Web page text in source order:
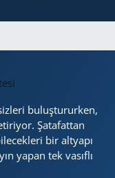
buluştururken,
Şatafattan
bir altyapı
yapan tek vasıflı